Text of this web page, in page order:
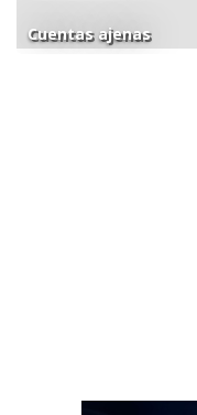
Cuentas ajenas